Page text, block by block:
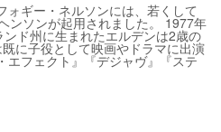
ォギー・ネルソンには、若くして
ンソンが起用されました。 1977年
ド州に生まれたエルデンは2歳の
に子役として映画やドラマに出演
エフェクト』『デジャヴ』『ステ